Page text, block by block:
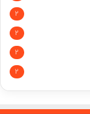
2
2
2
2